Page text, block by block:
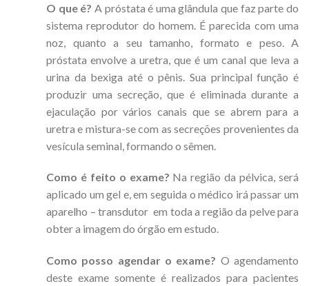
O que é? A próstata é uma glândula que faz parte do
sistema reprodutor do homem. É parecida com uma
noz, quanto a seu tamanho, formato e peso. A
próstata envolve a uretra, que é um canal que leva a
urina da bexiga até o pênis. Sua principal função é
produzir uma secreção, que é eliminada durante a
ejaculação por vários canais que se abrem para a
uretra e mistura-se com as secreções provenientes da
vesícula seminal, formando o sêmen.
Como é feito o exame? Na região da pélvica, será
aplicado um gel e, em seguida o médico irá passar um
aparelho – transdutor em toda a região da pelve para
obter a imagem do órgão em estudo.
Como posso agendar o exame? O agendamento
deste exame somente é realizados para pacientes